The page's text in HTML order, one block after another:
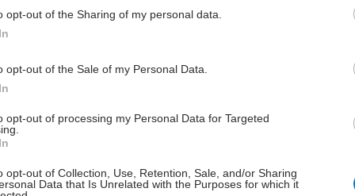
opt-out of the Sharing of my personal data.
opt-out of the Sale of my Personal Data.
opt-out of processing my Personal Data for Targeted
opt-out of Collection, Use, Retention, Sale, and/or Sharing
Data that Is Unrelated with the Purposes for which it
υποθυρεοειδισμού θα ανταποκριθούν στην
χαρακτηριστικά προσωπικότητας.
of Clinical Endocrinology & Metabolism
το iatronet.gr στο Discover
σήμερα